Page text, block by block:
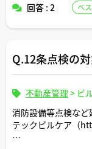
回答 : 2 ベ
Q.12条点検の
不動産管理 > ビ
消防設備等点検な
テックビルケア（